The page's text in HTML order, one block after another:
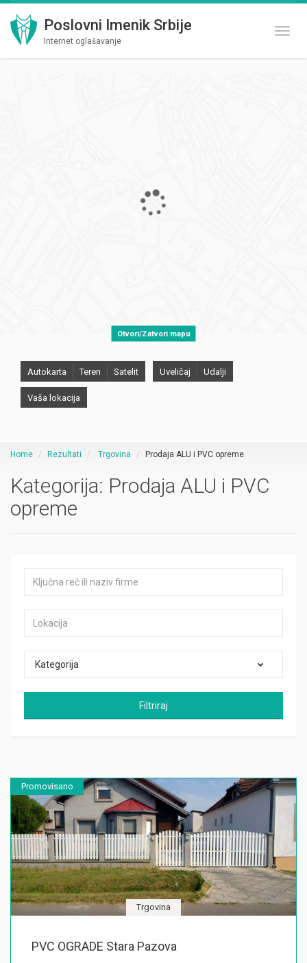
Poslovni Imenik Srbije
Internet oglašavanje
Otvori/Zatvori mapu
Autokarta Teren Satelit Uveličaj Udalji
Vaša lokacija
Home Rezultati Trgovina Prodaja ALU i PVC opreme
Kategorija: Prodaja ALU i PVC
opreme
Kategorija
Filtriraj
Promovisano
Trgovina
PVC OGRADE Stara Pazova